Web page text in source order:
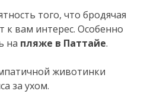
того, что бродячая
к вам интерес. Особенно
на пляже в Паттайе.
животинки
за ухом.